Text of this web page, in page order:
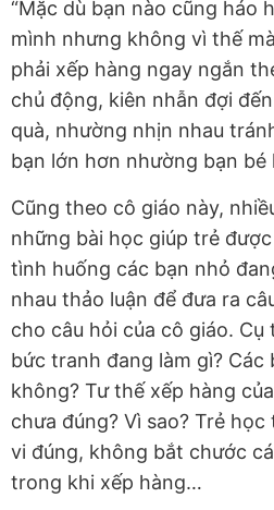
“Mặc dù bạn nào cũng háo
mình nhưng không vì thế
phải xếp hàng ngay ngắn
chủ động, kiên nhẫn đợi
quà, nhường nhịn nhau
bạn lớn hơn nhường bạn bé
Cũng theo cô giáo này,
những bài học giúp trẻ
tình huống các bạn nhỏ
nhau thảo luận để đưa ra
cho câu hỏi của cô giáo.
bức tranh đang làm gì? Các
không? Tư thế xếp hàng
chưa đúng? Vì sao? Trẻ
vi đúng, không bắt chước
trong khi xếp hàng…